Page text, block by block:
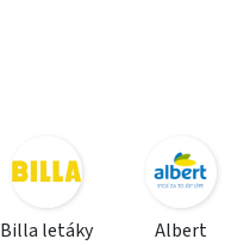
Billa letáky
Albert